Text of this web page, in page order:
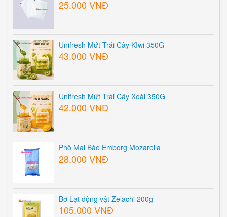
25.000 VNĐ
Unifresh Mứt Trái Cây KIwi 350G
43.000 VNĐ
Unifresh Mứt Trái Cây Xoài 350G
42.000 VNĐ
Phô Mai Bào Emborg Mozarella
28.000 VNĐ
Bơ Lạt động vật Zelachi 200g
105.000 VNĐ